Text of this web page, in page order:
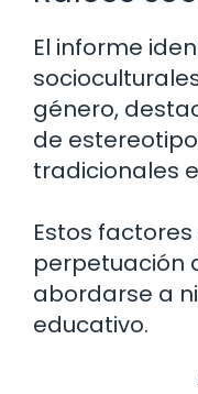
El informe
género,
de
tradicionales
Estos
perpetuación
abordarse a
educativo.